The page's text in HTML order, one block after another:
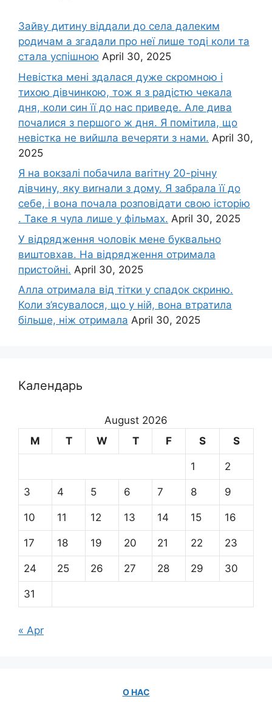
Зайву дитину віддали до села далеким
родичам а згадали про неї лише тоді коли та
стала успішною April 30, 2025
Невістка мені здалася дуже скромною і
тихою дівчинкою, тож я з радістю чекала
дня, коли син її до нас приведе. Але дива
почалися з першого ж дня. Я помітила, що
невістка не вийшла вечеряти з нами. April 30,
2025
Я на вокзалі побачила ваrітну 20-річну
дівчину, яку виrнали з дому. Я забрала її до
себе, і вона почала розповідати свою історію
. Таке я чула лише у фільмах. April 30, 2025
У відрядження чоловік мене буквально
виштовхав. На відрядження отримала
пристойні. April 30, 2025
Алла отримала від тітки у спадок скриню.
Коли з’ясувалося, що у ній, вона втратила
більше, ніж отримала April 30, 2025
Календарь
August 2026
M
T W T F S S
1 2
3 4 5 6 7 8 9
10 11 12 13 14 15 16
17 18 19 20 21 22 23
24 25 26 27 28 29 30
31
« Apr
О НАС